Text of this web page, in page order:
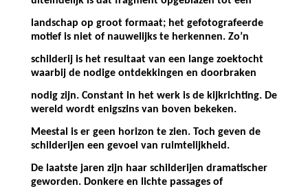
landschap op groot formaat; het gefotografeerde
motief is niet of nauwelijks te herkennen. Zo’n
schilderij is het resultaat van een lange zoektocht
waarbij de nodige ontdekkingen en doorbraken
nodig zijn. Constant in het werk is de kijkrichting. De
wereld wordt enigszins van boven bekeken.
Meestal is er geen horizon te zien. Toch geven de
schilderijen een gevoel van ruimtelijkheid.
De laatste jaren zijn haar schilderijen dramatischer
geworden. Donkere en lichte passages of